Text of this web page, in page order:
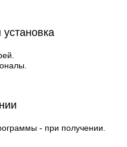
- при получении.